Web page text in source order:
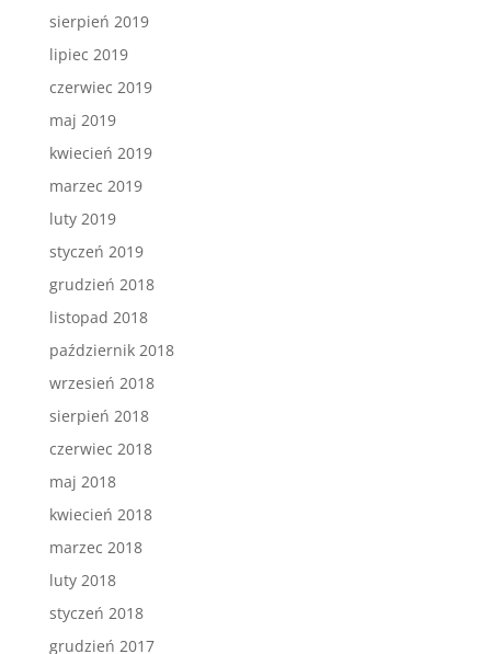
sierpień 2019
lipiec 2019
czerwiec 2019
maj 2019
kwiecień 2019
marzec 2019
luty 2019
styczeń 2019
grudzień 2018
listopad 2018
październik 2018
wrzesień 2018
sierpień 2018
czerwiec 2018
maj 2018
kwiecień 2018
marzec 2018
luty 2018
styczeń 2018
grudzień 2017